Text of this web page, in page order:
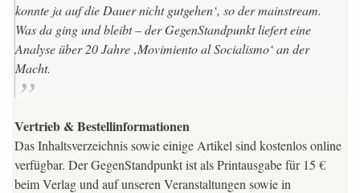
konnte ja auf die Dauer nicht gutgehen‘, so der mainstream.
Wasda ging und bleibt – derGegenStandpunktliefert eine
Analyse über 20 Jahre ‚Movimiento al Socialismo‘ an der
Macht.
Vertrieb & Bestellinformationen
Das Inhaltsverzeichnis sowie einige Artikel sind kostenlos online
verfügbar. Der GegenStandpunkt ist als Printausgabe für 15 €
beim Verlag und auf unseren Veranstaltungen sowie in